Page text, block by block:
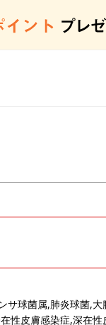
サ球菌属,肺炎球菌,
性皮膚感染症,深在